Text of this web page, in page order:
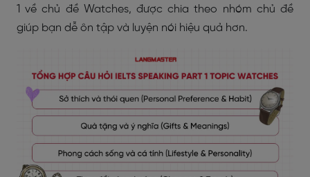
1 về chủ đề Watches, được chia theo nhóm chủ đề
giúp bạn dễ ôn tập và luyện nói hiệu quả hơn.